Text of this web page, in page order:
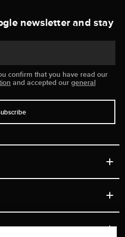
newsletter and stay
confirm that you have read our
and accepted ourgeneral